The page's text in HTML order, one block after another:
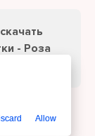
скачать
- Роза
Allow